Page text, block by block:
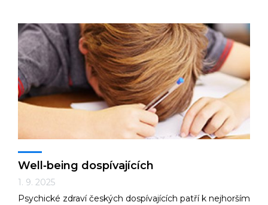
Well‑being dospívajících
1. 9. 2025
Psychické zdraví českých dospívajících patří k nejhorším